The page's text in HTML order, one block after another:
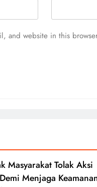
and website in this
Masyarakat Tolak Aksi
Menjaga